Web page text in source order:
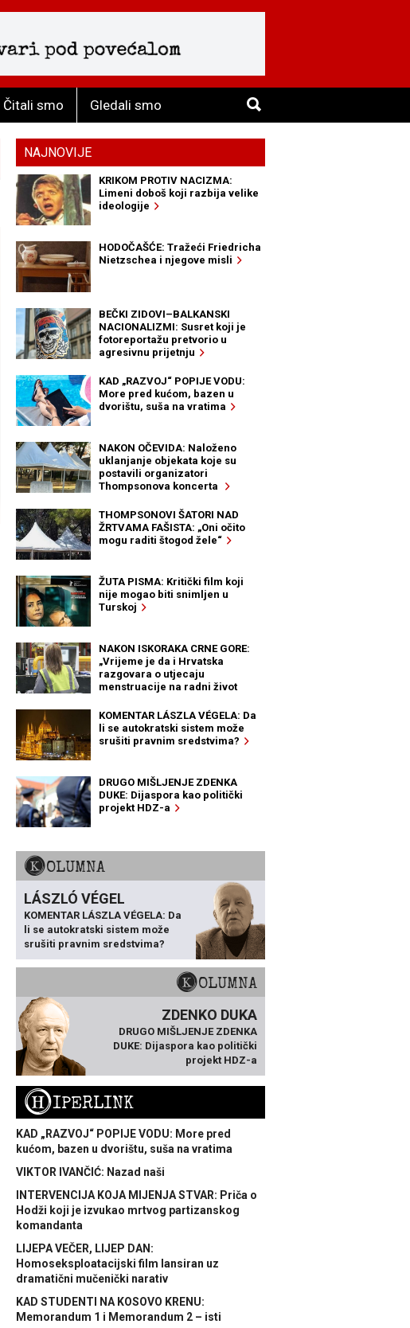
Čitali smo Gledali smo
NAJNOVIJE
KRIKOM PROTIV NACIZMA:
Limeni doboš koji razbija velike
ideologije
HODOČAŠĆE: Tražeći Friedricha
Nietzschea i njegove misli
BEČKI ZIDOVI–BALKANSKI
NACIONALIZMI: Susret koji je
fotoreportažu pretvorio u
agresivnu prijetnju
KAD „RAZVOJ“ POPIJE VODU:
More pred kućom, bazen u
dvorištu, suša na vratima
NAKON OČEVIDA: Naloženo
uklanjanje objekata koje su
postavili organizatori
Thompsonova koncerta
THOMPSONOVI ŠATORI NAD
ŽRTVAMA FAŠISTA: „Oni očito
mogu raditi štogod žele“
ŽUTA PISMA: Kritički film koji
nije mogao biti snimljen u
Turskoj
NAKON ISKORAKA CRNE GORE:
„Vrijeme je da i Hrvatska
razgovara o utjecaju
menstruacije na radni život
KOMENTAR LÁSZLA VÉGELA: Da
li se autokratski sistem može
srušiti pravnim sredstvima?
DRUGO MIŠLJENJE ZDENKA
DUKE: Dijaspora kao politički
projekt HDZ-a
KOLUMNA
LÁSZLÓ VÉGEL
KOMENTAR LÁSZLA VÉGELA: Da
li se autokratski sistem može
srušiti pravnim sredstvima?
KOLUMNA
ZDENKO DUKA
DRUGO MIŠLJENJE ZDENKA
DUKE: Dijaspora kao politički
projekt HDZ-a
HIPERLINK
KAD „RAZVOJ“ POPIJE VODU: More pred
kućom, bazen u dvorištu, suša na vratima
VIKTOR IVANČIĆ: Nazad naši
INTERVENCIJA KOJA MIJENJA STVAR: Priča o
Hodži koji je izvukao mrtvog partizanskog
komandanta
LIJEPA VEČER, LIJEP DAN:
Homoseksploatacijski film lansiran uz
dramatični mučenički narativ
KAD STUDENTI NA KOSOVO KRENU:
Memorandum 1 i Memorandum 2 – isti